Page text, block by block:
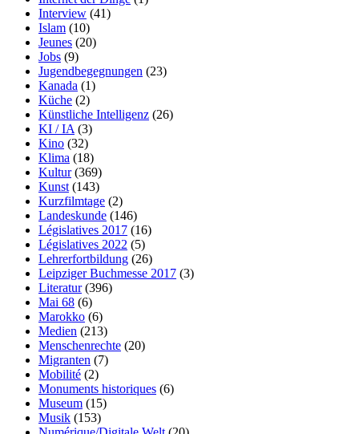
Interview (41)
Islam (10)
Jeunes (20)
Jobs (9)
Jugendbegegnungen (23)
Kanada (1)
Küche (2)
Künstliche Intelligenz (26)
KI / IA (3)
Kino (32)
Klima (18)
Kultur(369)
Kunst (143)
Kurzfilmtage (2)
Landeskunde (146)
Législatives 2017 (16)
Législatives 2022 (5)
Lehrerfortbildung (26)
Leipziger Buchmesse 2017 (3)
Literatur(396)
Mai 68 (6)
Marokko (6)
Medien (213)
Menschenrechte (20)
Migranten (7)
Mobilité (2)
Monuments historiques (6)
Museum (15)
Musik (153)